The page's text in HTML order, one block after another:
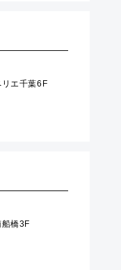
エ千葉6F
橋3F